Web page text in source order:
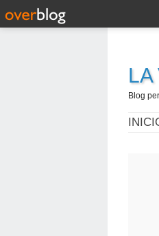
LA
Blog